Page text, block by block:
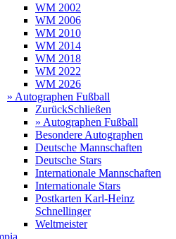
WM 2002
WM 2006
WM 2010
WM 2014
WM 2018
WM 2022
WM 2026
» Autographen Fußball
ZurückSchließen
» Autographen Fußball
Besondere Autographen
Deutsche Mannschaften
Deutsche Stars
Internationale Mannschaften
Internationale Stars
Postkarten Karl-Heinz
Schnellinger
Weltmeister